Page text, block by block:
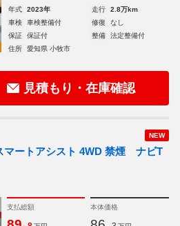
年式 2023年 走行
2.8万km
車検
車検整備付 修復
なし
保証
保証付 整備
法定整備付
住所
愛知県 小牧市
見積もり・在庫確認
NEW
マートアシスト 4WD 禁煙 ナビT
支払総額 本体価格